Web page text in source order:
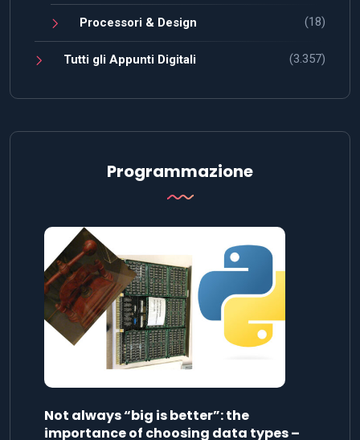
Processori & Design (18)
Tutti gli Appunti Digitali (3.357)
Programmazione
Not always “big is better”: the
importance of choosing data types –